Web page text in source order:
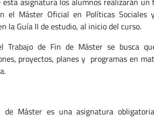
el Máster Oficial en Políticas Sociales
la Guía II de estudio, al inicio del curso.
Trabajo de Fin de Máster se busca
proyectos, planes y programas en
de Máster es una asignatura